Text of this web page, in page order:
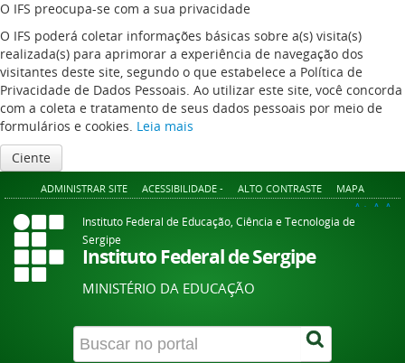
O IFS preocupa-se com a sua privacidade
O IFS poderá coletar informações básicas sobre a(s) visita(s)
realizada(s) para aprimorar a experiência de navegação dos
visitantes deste site, segundo o que estabelece a Política de
Privacidade de Dados Pessoais. Ao utilizar este site, você concorda
com a coleta e tratamento de seus dados pessoais por meio de
formulários e cookies. Leia mais
Ciente
ADMINISTRAR SITE ACESSIBILIDADE - ALTO CONTRASTE MAPA
A+ A A-
Instituto Federal de Educação, Ciência e Tecnologia de
Sergipe
Instituto Federal de Sergipe
MINISTÉRIO DA EDUCAÇÃO